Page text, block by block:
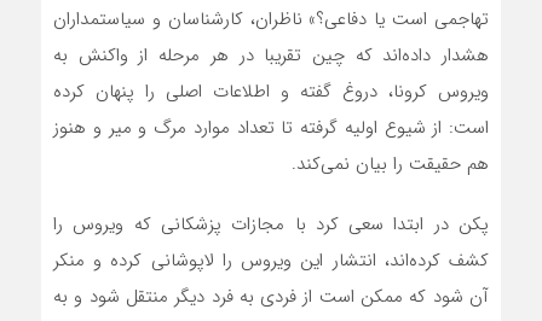
تهاجمی است یا دفاعی؟» ناظران، کارشناسان و سیاستمداران
هشدار داده‌اند که چین تقریبا در هر مرحله از واکنش به
ویروس کرونا، دروغ گفته و اطلاعات اصلی را پنهان کرده
است: از شیوع اولیه گرفته تا تعداد موارد مرگ و میر و هنوز
هم حقیقت را بیان نمی‌کند.
پکن در ابتدا سعی کرد با مجازات پزشکانی که ویروس را
کشف کرده‌اند، انتشار این ویروس را لاپوشانی کرده و منکر
آن شود که ممکن است از فردی به فرد دیگر منتقل شود و به